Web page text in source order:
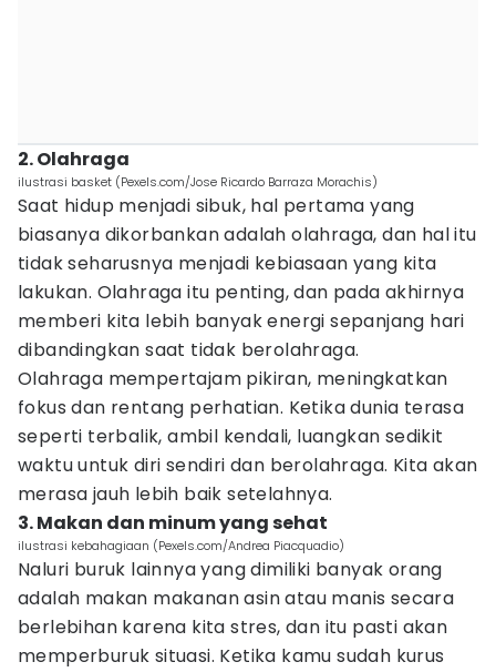
2. Olahraga
ilustrasi basket (Pexels.com/Jose Ricardo Barraza Morachis)
Saat hidup menjadi sibuk, hal pertama yang
biasanya dikorbankan adalah olahraga, dan hal itu
tidak seharusnya menjadi kebiasaan yang kita
lakukan. Olahraga itu penting, dan pada akhirnya
memberi kita lebih banyak energi sepanjang hari
dibandingkan saat tidak berolahraga.
Olahraga mempertajam pikiran, meningkatkan
fokus dan rentang perhatian. Ketika dunia terasa
seperti terbalik, ambil kendali, luangkan sedikit
waktu untuk diri sendiri dan berolahraga. Kita akan
merasa jauh lebih baik setelahnya.
3. Makan dan minum yang sehat
ilustrasi kebahagiaan (Pexels.com/Andrea Piacquadio)
Naluri buruk lainnya yang dimiliki banyak orang
adalah makan makanan asin atau manis secara
berlebihan karena kita stres, dan itu pasti akan
memperburuk situasi. Ketika kamu sudah kurus